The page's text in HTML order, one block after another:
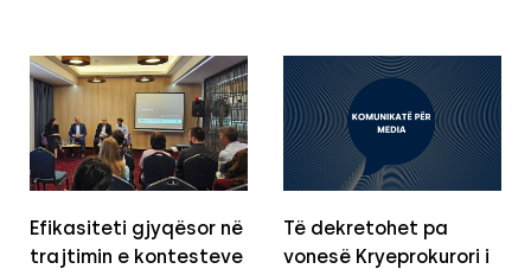
Efikasiteti gjyqësor në
trajtimin e kontesteve
Të dekretohet pa
vonesë Kryeprokurori i